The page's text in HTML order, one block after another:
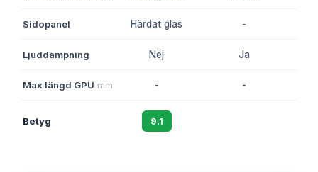
Sidopanel Härdat glas -
Ljuddämpning Nej Ja
Max längd GPU mm - -
Betyg 9.1